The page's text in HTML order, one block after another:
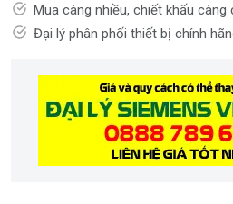
Mua càng nhiều, chiết khấu càng
Đại lý phân phối thiết bị chính